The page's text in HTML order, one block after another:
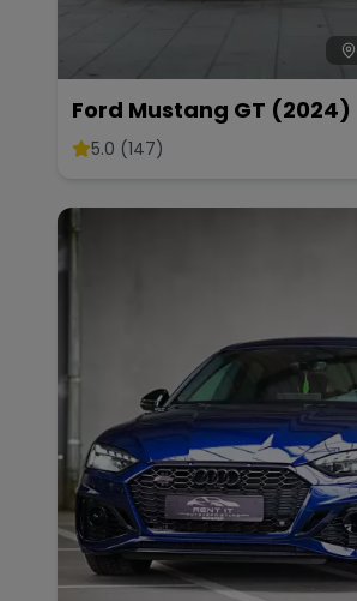
Ford Mustang GT (2024)
5.0 (147)